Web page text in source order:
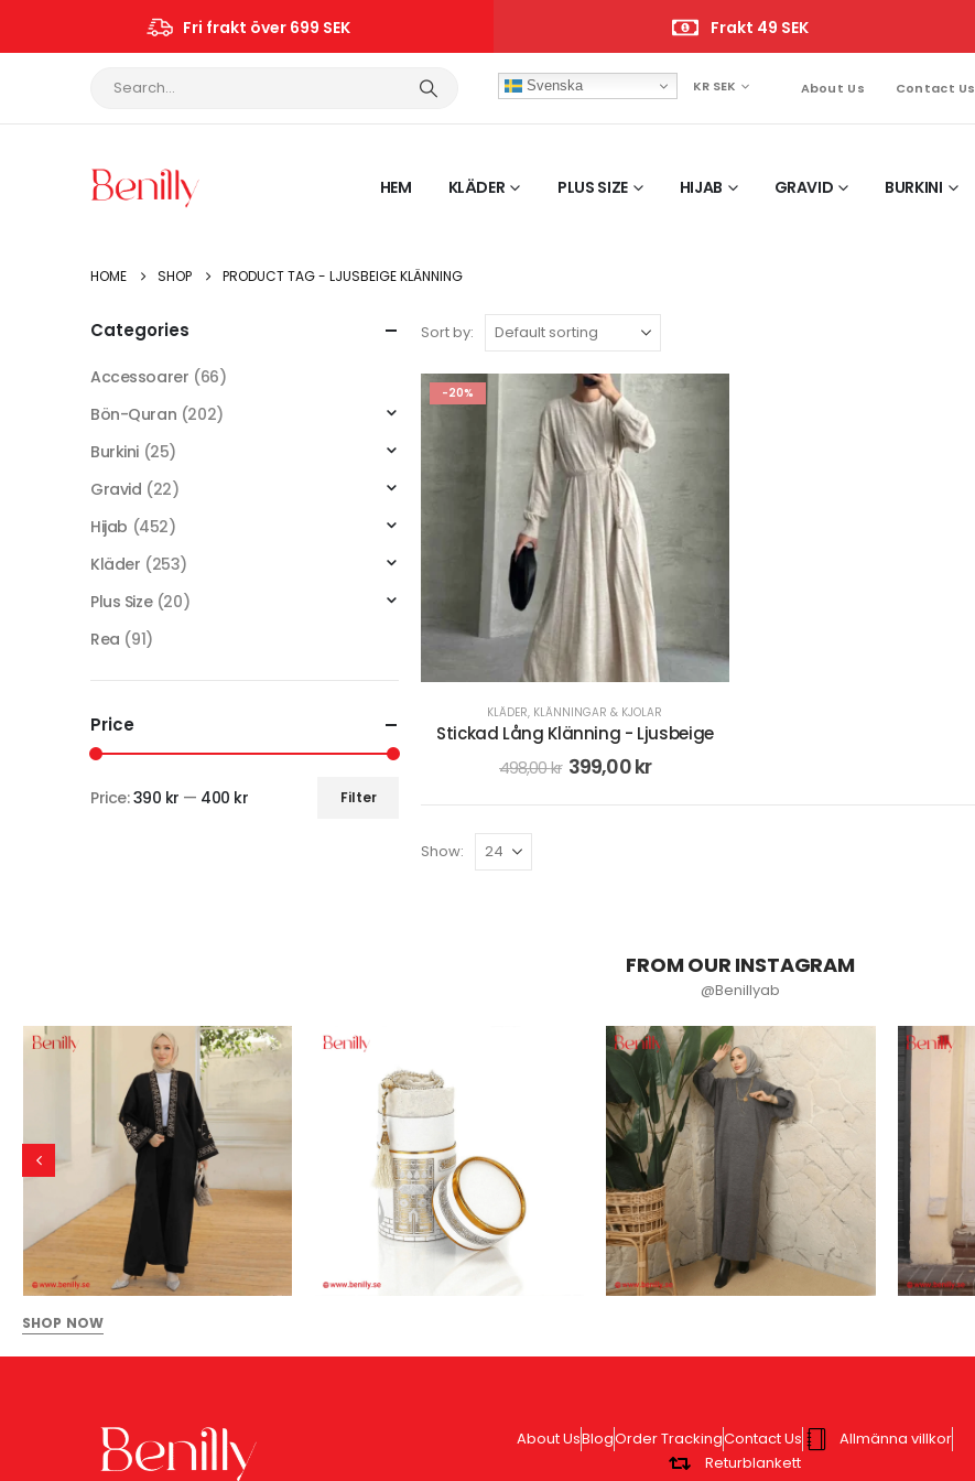
Fri frakt över 699 SEK Frakt 49 SEK
Svenska KR SEK About Us Contact Us
HEM KLÄDER PLUS SIZE HIJAB GRAVID BURKINI
HOME SHOP PRODUCT TAG - LJUSBEIGE KLÄNNING
Sort by:
-20%
KLÄDER, KLÄNNINGAR & KJOLAR
Stickad Lång Klänning - Ljusbeige
498,00kr 399,00kr
Show:
Categories
Accessoarer (66)
Bön-Quran (202)
Burkini (25)
Gravid (22)
Hijab (452)
Kläder (253)
Plus Size (20)
Rea (91)
Price
Filter
Price:390 kr — 400 kr
FROM OUR INSTAGRAM
@Benillyab
SHOP NOW
About UsBlogOrder TrackingContact Us
Allmänna villkor
Returblankett